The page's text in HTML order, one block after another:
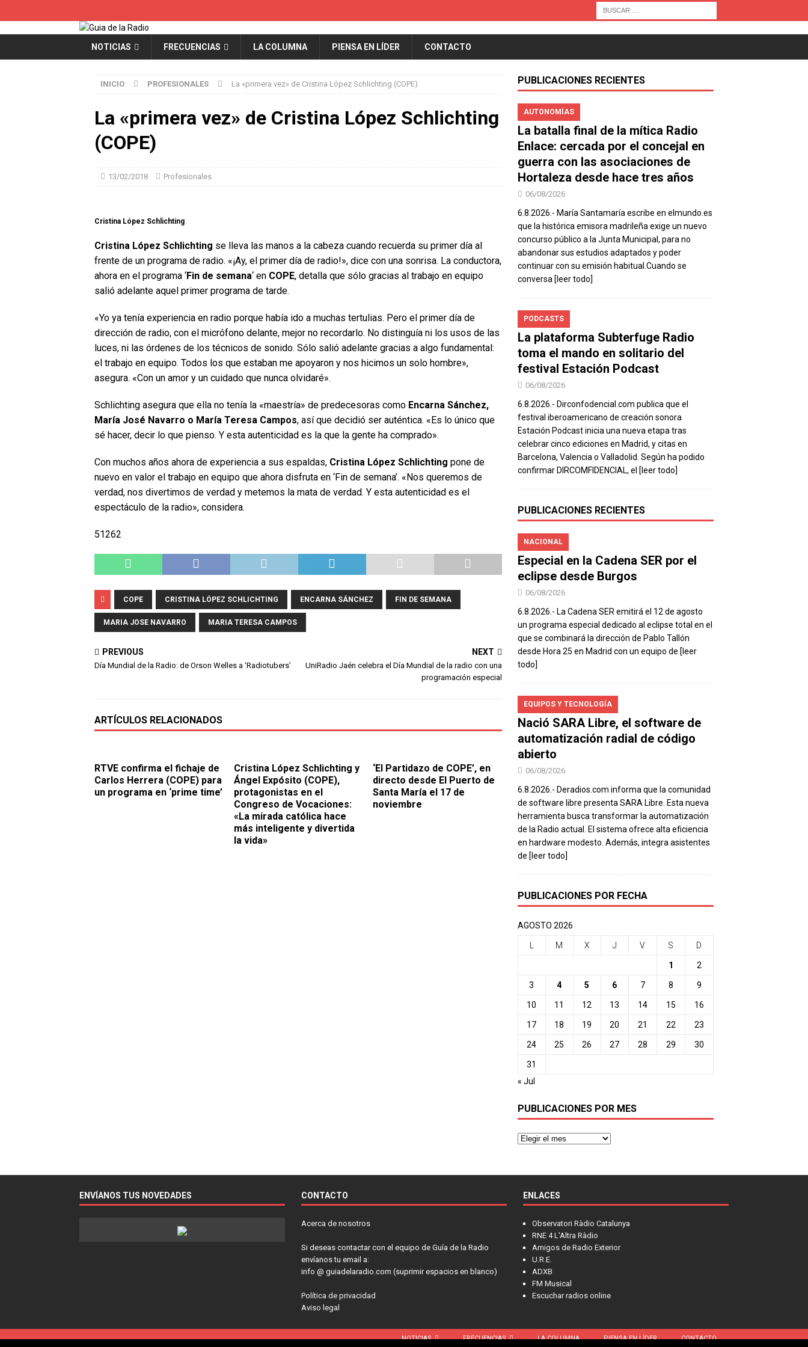
NOTICIAS FRECUENCIAS LA COLUMNA PIENSA EN LÍDER CONTACTO
INICIO PROFESIONALES La «primera vez» de Cristina López Schlichting (COPE)
La «primera vez» de Cristina López Schlichting
(COPE)
13/02/2018 Profesionales
Cristina López Schlichting
Cristina López Schlichting se lleva las manos a la cabeza cuando recuerda su primer día al
frente de un programa de radio. «¡Ay, el primer día de radio!», dice con una sonrisa. La conductora,
ahora en el programa ‘Fin de semana‘ en COPE, detalla que sólo gracias al trabajo en equipo
salió adelante aquel primer programa de tarde.
«Yo ya tenía experiencia en radio porque había ido a muchas tertulias. Pero el primer día de
dirección de radio, con el micrófono delante, mejor no recordarlo. No distinguía ni los usos de las
luces, ni las órdenes de los técnicos de sonido. Sólo salió adelante gracias a algo fundamental:
el trabajo en equipo. Todos los que estaban me apoyaron y nos hicimos un solo hombre»,
asegura. «Con un amor y un cuidado que nunca olvidaré».
Schlichting asegura que ella no tenía la «maestría» de predecesoras como Encarna Sánchez,
María José Navarro o María Teresa Campos, así que decidió ser auténtica. «Es lo único que
sé hacer, decir lo que pienso. Y esta autenticidad es la que la gente ha comprado».
Con muchos años ahora de experiencia a sus espaldas, Cristina López Schlichting pone de
nuevo en valor el trabajo en equipo que ahora disfruta en ‘Fin de semana’. «Nos queremos de
verdad, nos divertimos de verdad y metemos la mata de verdad. Y esta autenticidad es el
espectáculo de la radio», considera.
51262
COPE CRISTINA LÓPEZ SCHLICHTING ENCARNA SÁNCHEZ FIN DE SEMANA
MARIA JOSE NAVARRO MARIA TERESA CAMPOS
PREVIOUS
Día Mundial de la Radio: de Orson Welles a ‘Radiotubers’
NEXT
UniRadio Jaén celebra el Día Mundial de la radio con una
programación especial
ARTÍCULOS RELACIONADOS
RTVE confirma el fichaje de
Carlos Herrera (COPE) para
un programa en ‘prime time’
Cristina López Schlichting y
Ángel Expósito (COPE),
protagonistas en el
Congreso de Vocaciones:
«La mirada católica hace
más inteligente y divertida
la vida»
‘El Partidazo de COPE’, en
directo desde El Puerto de
Santa María el 17 de
noviembre
PUBLICACIONES RECIENTES
AUTONOMÍAS
La batalla final de la mítica Radio
Enlace: cercada por el concejal en
guerra con las asociaciones de
Hortaleza desde hace tres años
06/08/2026
6.8.2026.- María Santamaría escribe en elmundo.es
que la histórica emisora madrileña exige un nuevo
concurso público a la Junta Municipal, para no
abandonar sus estudios adaptados y poder
continuar con su emisión habitual.Cuando se
conversa [leer todo]
PODCASTS
La plataforma Subterfuge Radio
toma el mando en solitario del
festival Estación Podcast
06/08/2026
6.8.2026.- Dirconfodencial.com publica que el
festival iberoamericano de creación sonora
Estación Podcast inicia una nueva etapa tras
celebrar cinco ediciones en Madrid, y citas en
Barcelona, Valencia o Valladolid. Según ha podido
confirmar DIRCOMFIDENCIAL, el [leer todo]
PUBLICACIONES RECIENTES
NACIONAL
Especial en la Cadena SER por el
eclipse desde Burgos
06/08/2026
6.8.2026.- La Cadena SER emitirá el 12 de agosto
un programa especial dedicado al eclipse total en el
que se combinará la dirección de Pablo Tallón
desde Hora 25 en Madrid con un equipo de [leer
todo]
EQUIPOS Y TECNOLOGÍA
Nació SARA Libre, el software de
automatización radial de código
abierto
06/08/2026
6.8.2026.- Deradios.com informa que la comunidad
de software libre presenta SARA Libre. Esta nueva
herramienta busca transformar la automatización
de la Radio actual. El sistema ofrece alta eficiencia
en hardware modesto. Además, integra asistentes
de [leer todo]
PUBLICACIONES POR FECHA
AGOSTO 2026
M X J V S D
1 2
3 4 5 6 7 8 9
10 11 12 13 14 15 16
17 18 19 20 21 22 23
24 25 26 27 28 29 30
31
« Jul
PUBLICACIONES POR MES
ENVÍANOS TUS NOVEDADES CONTACTO
Acerca de nosotros
Si deseas contactar con el equipo de Guía de la Radio
envíanos tu email a:
info @ guiadelaradio.com (suprimir espacios en blanco)
Política de privacidad
Aviso legal
ENLACES
Observatori Ràdio Catalunya
RNE 4 L'Altra Ràdio
Amigos de Radio Exterior
U.R.E.
ADXB
FM Musical
Escuchar radios online
NOTICIAS FRECUENCIAS LA COLUMNA PIENSA EN LÍDER CONTACTO